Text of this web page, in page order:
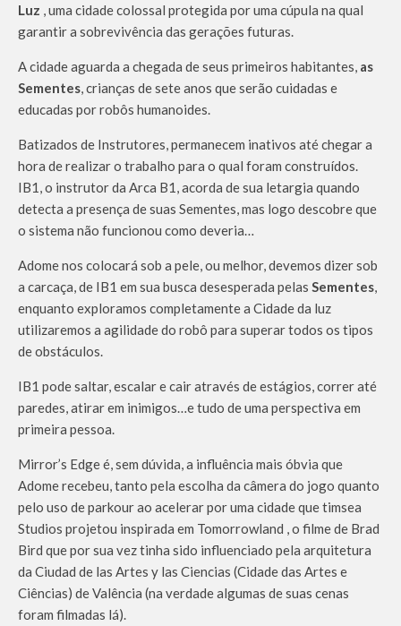
Luz , uma cidade colossal protegida por uma cúpula na qual
garantir a sobrevivência das gerações futuras.
A cidade aguarda a chegada de seus primeiros habitantes, as
Sementes, crianças de sete anos que serão cuidadas e
educadas por robôs humanoides.
Batizados de Instrutores, permanecem inativos até chegar a
hora de realizar o trabalho para o qual foram construídos.
IB1, o instrutor da Arca B1, acorda de sua letargia quando
detecta a presença de suas Sementes, mas logo descobre que
o sistema não funcionou como deveria…
Adome nos colocará sob a pele, ou melhor, devemos dizer sob
a carcaça, de IB1 em sua busca desesperada pelas Sementes,
enquanto exploramos completamente a Cidade da luz
utilizaremos a agilidade do robô para superar todos os tipos
de obstáculos.
IB1 pode saltar, escalar e cair através de estágios, correr até
paredes, atirar em inimigos…e tudo de uma perspectiva em
primeira pessoa.
Mirror’s Edge é, sem dúvida, a influência mais óbvia que
Adome recebeu, tanto pela escolha da câmera do jogo quanto
pelo uso de parkour ao acelerar por uma cidade que timsea
Studios projetou inspirada em Tomorrowland , o filme de Brad
Bird que por sua vez tinha sido influenciado pela arquitetura
da Ciudad de las Artes y las Ciencias (Cidade das Artes e
Ciências) de Valência (na verdade algumas de suas cenas
foram filmadas lá).